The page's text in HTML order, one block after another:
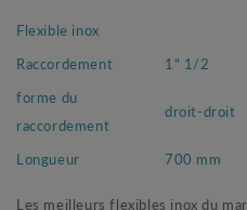
Flexible inox
Raccordement
1" 1/2
forme du
raccordement
droit-droit
Longueur 700 mm
Les meilleurs flexibles inox du